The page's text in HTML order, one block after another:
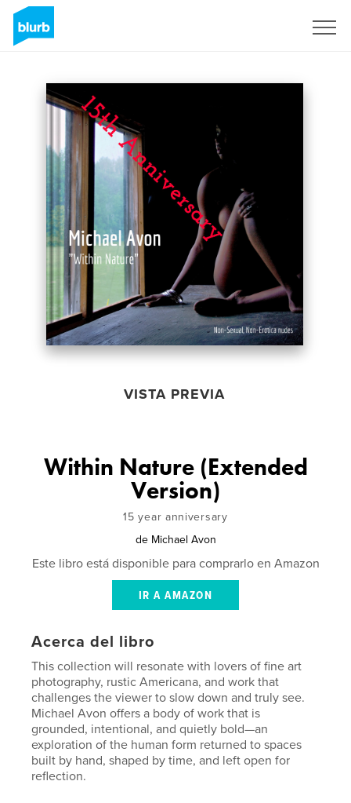
VISTA PREVIA
Within Nature (Extended
Version)
15 year anniversary
de Michael Avon
Este libro está disponible para comprarlo en Amazon
IR A AMAZON
Acerca del libro
This collection will resonate with lovers of fine art
photography, rustic Americana, and work that
challenges the viewer to slow down and truly see.
Michael Avon offers a body of work that is
grounded, intentional, and quietly bold—an
exploration of the human form returned to spaces
built by hand, shaped by time, and left open for
reflection.